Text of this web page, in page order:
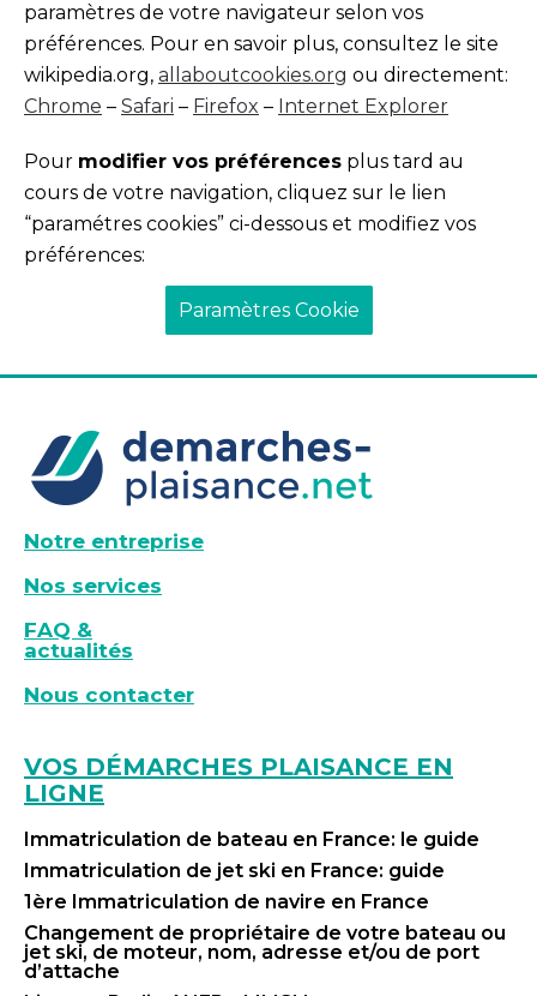
paramètres de votre navigateur selon vos
préférences. Pour en savoir plus, consultez le site
wikipedia.org, allaboutcookies.org ou directement:
Chrome – Safari – Firefox – Internet Explorer
Pour modifier vos préférences plus tard au
cours de votre navigation, cliquez sur le lien
“paramétres cookies” ci-dessous et modifiez vos
préférences:
Paramètres Cookie
Notre entreprise
Nos services
FAQ &
actualités
Nous contacter
VOS DÉMARCHES PLAISANCE EN
LIGNE
Immatriculation de bateau en France: le guide
Immatriculation de jet ski en France: guide
1ère Immatriculation de navire en France
Changement de propriétaire de votre bateau ou
jet ski, de moteur, nom, adresse et/ou de port
d’attache